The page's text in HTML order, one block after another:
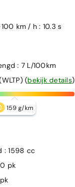
km / h: 10.3 s
: 7 L/100km
(bekijk details)
159 g/km
: 1598 cc
pk